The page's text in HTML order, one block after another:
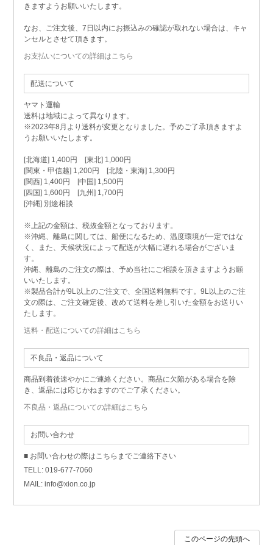
きますようお願いいたします。
なお、ご注文後、7日以内にお振込みの確認が取れない場合は、キャ
ンセルとさせて頂きます。
お支払いについての詳細はこちら
配送について
ヤマト運輸
送料は地域によって異なります。
※2023年8月より送料が変更となりました。予めご了承頂きますよ
うお願いいたします。
[北海道] 1,400円 [東北] 1,000円
[関東・甲信越] 1,200円 [北陸・東海] 1,300円
[関西] 1,400円 [中国] 1,500円
[四国] 1,600円 [九州] 1,700円
[沖縄] 別途相談
※上記の金額は、税抜金額となっております。
※沖縄、離島に関しては、船便になるため、温度環境が一定ではな
く、また、天候状況によって配送が大幅に遅れる場合がございま
す。
沖縄、離島のご注文の際は、予め当社にご相談を頂きますようお願
いいたします。
※製品合計が9L以上のご注文で、全国送料無料です。9L以上のご注
文の際は、ご注文確定後、改めて送料を差し引いた金額をお送りい
たします。
送料・配送についての詳細はこちら
不良品・返品について
商品到着後速やかにご連絡ください。商品に欠陥がある場合を除
き、返品には応じかねますのでご了承ください。
不良品・返品についての詳細はこちら
お問い合わせ
■ お問い合わせの際はこちらまでご連絡下さい
TELL: 019-677-7060
MAIL: info@xion.co.jp
このページの先頭へ